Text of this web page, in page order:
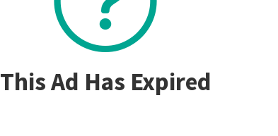
This Ad Has Expired